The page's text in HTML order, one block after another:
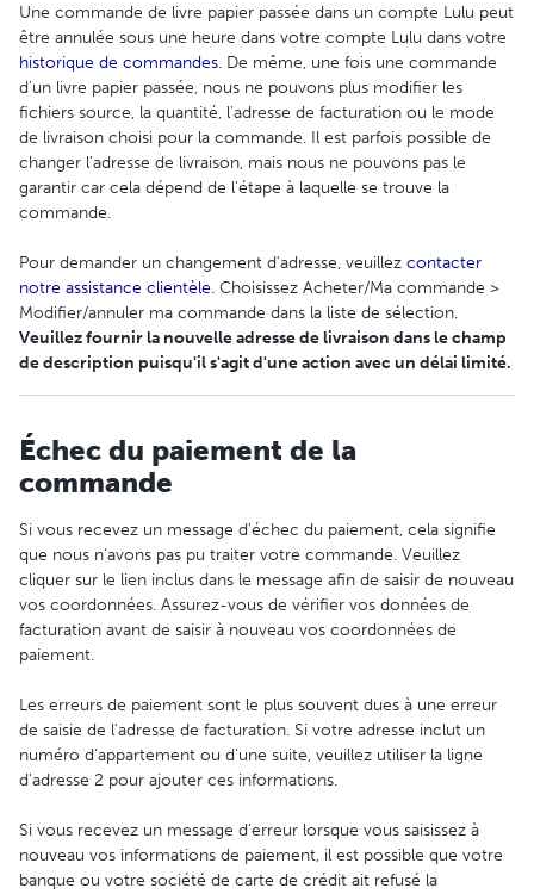
Une commande de livre papier passée dans un compte Lulu peut
être annulée sous une heure dans votre compte Lulu dans votre
historique de commandes. De même, une fois une commande
d'un livre papier passée, nous ne pouvons plus modifier les
fichiers source, la quantité, l'adresse de facturation ou le mode
de livraison choisi pour la commande. Il est parfois possible de
changer l'adresse de livraison, mais nous ne pouvons pas le
garantir car cela dépend de l'étape à laquelle se trouve la
commande.
Pour demander un changement d'adresse, veuillez contacter
notre assistance clientèle. Choisissez Acheter/Ma commande >
Modifier/annuler ma commande dans la liste de sélection.
Veuillez fournir la nouvelle adresse de livraison dans le champ
de description puisqu'il s'agit d'une action avec un délai limité.
Échec du paiement de la
commande
Si vous recevez un message d'échec du paiement, cela signifie
que nous n'avons pas pu traiter votre commande. Veuillez
cliquer sur le lien inclus dans le message afin de saisir de nouveau
vos coordonnées. Assurez-vous de vérifier vos données de
facturation avant de saisir à nouveau vos coordonnées de
paiement.
Les erreurs de paiement sont le plus souvent dues à une erreur
de saisie de l'adresse de facturation. Si votre adresse inclut un
numéro d'appartement ou d'une suite, veuillez utiliser la ligne
d'adresse 2 pour ajouter ces informations.
Si vous recevez un message d'erreur lorsque vous saisissez à
nouveau vos informations de paiement, il est possible que votre
banque ou votre société de carte de crédit ait refusé la